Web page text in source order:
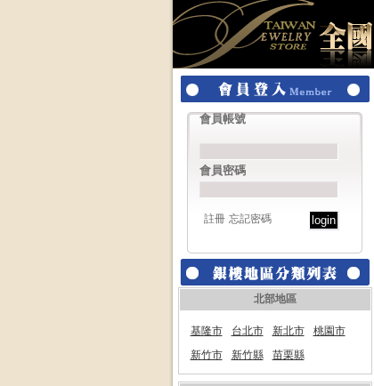
會員帳號
會員密碼
註冊 忘記密碼
北部地區
基隆市 台北市 新北市
桃園市
新竹市
新竹縣 苗栗縣